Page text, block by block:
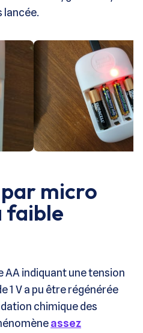
lancée.
micro
faible
AA indiquant une tension
1 V a pu être régénérée
chimique des
assez